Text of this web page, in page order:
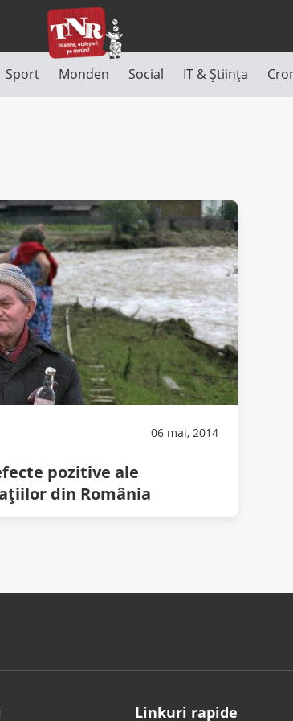
Sport Monden Social IT & Știința
06 mai, 2014
pozitive ale
din România
Linkuri rapide